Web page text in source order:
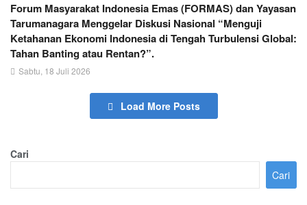
Forum Masyarakat Indonesia Emas (FORMAS) dan Yayasan
Tarumanagara Menggelar Diskusi Nasional “Menguji
Ketahanan Ekonomi Indonesia di Tengah Turbulensi Global:
Tahan Banting atau Rentan?”.
Sabtu, 18 Juli 2026
Load More Posts
Cari
Cari